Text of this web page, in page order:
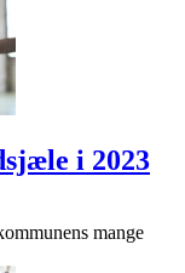
i 2023
mange